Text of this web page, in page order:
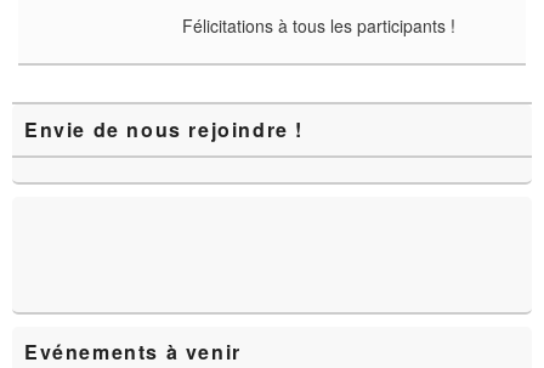
Félicitations à tous les participants !
principale
de
widget
Envie de nous rejoindre !
Evénements à venir